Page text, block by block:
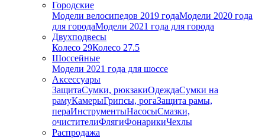
Городские
Модели велосипедов 2019 годаМодели 2020 года
для городаМодели 2021 года для города
Двухподвесы
Колесо 29Колесо 27.5
Шоссейные
Модели 2021 года для шоссе
Аксессуары
ЗащитаСумки, рюкзакиОдеждаСумки на
рамуКамерыГрипсы, рогаЗащита рамы,
пераИнструментыНасосыСмазки,
очистителиФлягиФонарикиЧехлы
Распродажа